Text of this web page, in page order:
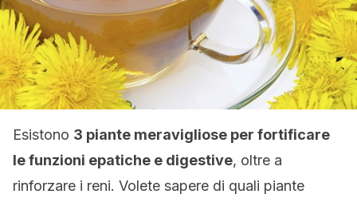
Esistono 3 piante meravigliose per fortificare
le funzioni epatiche e digestive, oltre a
rinforzare i reni. Volete sapere di quali piante